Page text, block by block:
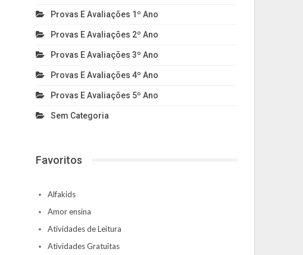
Provas E Avaliações 1º Ano
Provas E Avaliações 2º Ano
Provas E Avaliações 3º Ano
Provas E Avaliações 4º Ano
Provas E Avaliações 5º Ano
Sem Categoria
Favoritos
Alfakids
Amor ensina
Atividades de Leitura
Atividades Gratuitas